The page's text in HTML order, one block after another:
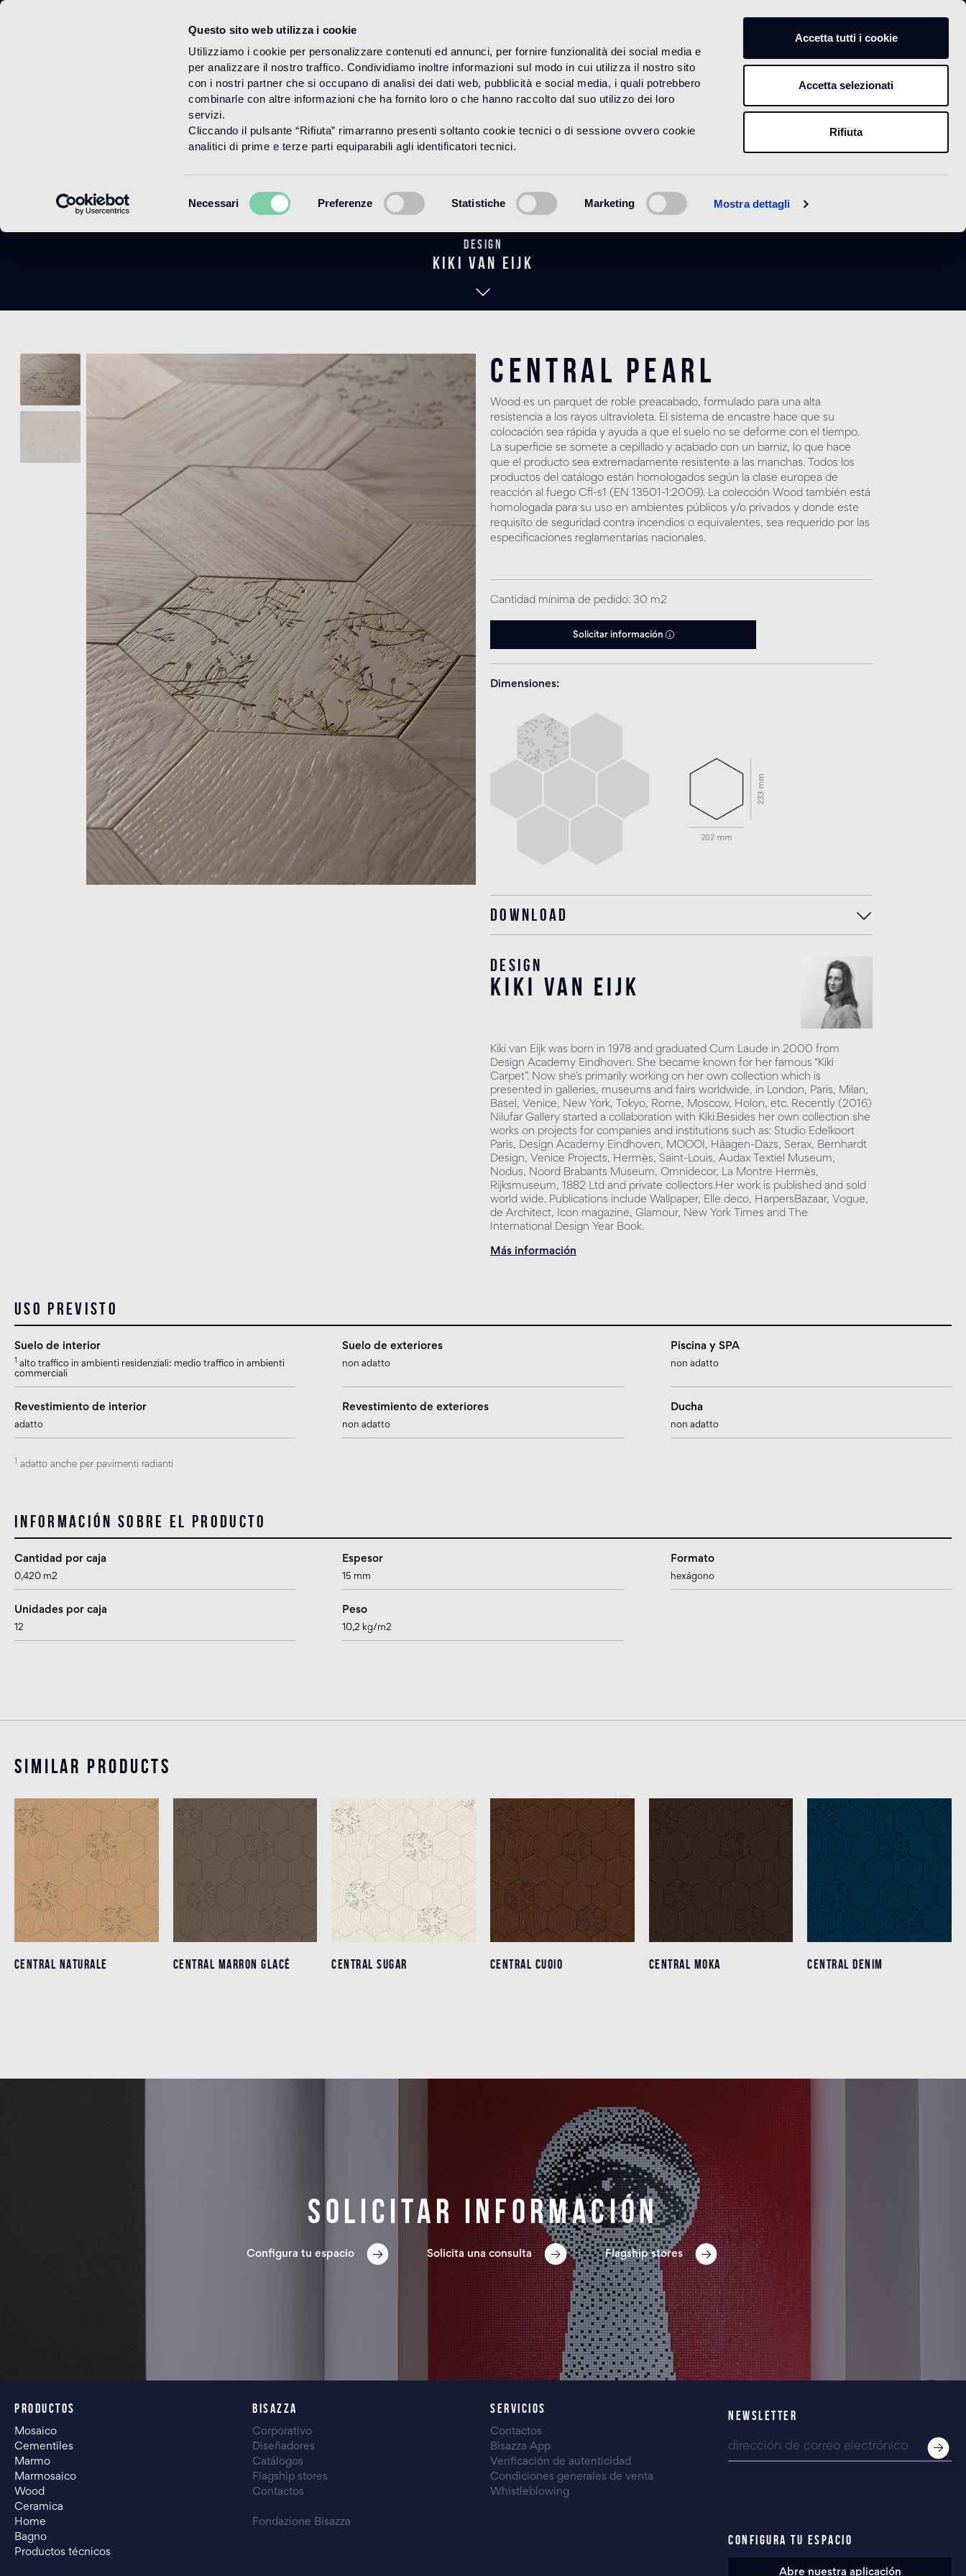
Questo sito web utilizza i cookie
Utilizziamo i cookie per personalizzare contenuti ed annunci, per fornire funzionalità dei social media e
per analizzare il nostro traffico. Condividiamo inoltre informazioni sul modo in cui utilizza il nostro sito
con i nostri partner che si occupano di analisi dei dati web, pubblicità e social media, i quali potrebbero
combinarle con altre informazioni che ha fornito loro o che hanno raccolto dal suo utilizzo dei loro
servizi.
Cliccando il pulsante “Rifiuta” rimarranno presenti soltanto cookie tecnici o di sessione ovvero cookie
analitici di prime e terze parti equiparabili agli identificatori tecnici.
del
Necessari Preferenze Statistiche Marketing Mostra dettagli
Accetta tutti i cookie
Accetta selezionati
Rifiuta
HOME PRODUCTOS WOOD DECORACIONES
Central Pearl
Design
kiki van eijk
Central Pearl
Wood es un parquet de roble preacabado, formulado para una alta
resistencia a los rayos ultravioleta. El sistema de encastre hace que su
colocación sea rápida y ayuda a que el suelo no se deforme con el tiempo.
La superficie se somete a cepillado y acabado con un barniz, lo que hace
que el producto sea extremadamente resistente a las manchas. Todos los
productos del catálogo están homologados según la clase europea de
reacción al fuego Cfl-s1 (EN 13501-1:2009). La colección Wood también está
homologada para su uso en ambientes públicos y/o privados y donde este
requisito de seguridad contra incendios o equivalentes, sea requerido por las
especificaciones reglamentarias nacionales.
Cantidad mínima de pedido: 30 m2
Solicitar información
Dimensiones
Download
Design
kiki van eijk
Kiki van Eijk was born in 1978 and graduated Cum Laude in 2000 from
Design Academy Eindhoven. She became known for her famous “Kiki
Carpet”. Now she’s primarily working on her own collection which is
presented in galleries, museums and fairs worldwide, in London, Paris, Milan,
Basel, Venice, New York, Tokyo, Rome, Moscow, Holon, etc. Recently (2016)
Nilufar Gallery started a collaboration with Kiki.Besides her own collection she
works on projects for companies and institutions such as: Studio Edelkoort
Paris, Design Academy Eindhoven, MOOOI, Häagen-Dazs, Serax, Bernhardt
Design, Venice Projects, Hermès, Saint-Louis, Audax Textiel Museum,
Nodus, Noord Brabants Museum, Omnidecor, La Montre Hermès,
Rijksmuseum, 1882 Ltd and private collectors.Her work is published and sold
world wide. Publications include Wallpaper, Elle deco, HarpersBazaar, Vogue,
de Architect, Icon magazine, Glamour, New York Times and The
International Design Year Book.
Más información
Uso previsto
Suelo de interior
alto traffico in ambienti residenziali: medio traffico in ambienti
commerciali
Suelo de exteriores
non adatto
Piscina y SPA
non adatto
Revestimiento de interior
adatto
Revestimiento de exteriores
non adatto
Ducha
non adatto
adatto anche per pavimenti radianti
Información sobre el producto
Cantidad por caja
0,420 m2
Espesor
15 mm
Formato
hexágono
Unidades por caja
12
Peso
10,2 kg/m2
Similar products
CENTRAL NATURALE
CENTRAL NATURALE CENTRAL MARRON GLACÉ
CENTRAL MARRON GLACÉ CENTRAL SUGAR
CENTRAL SUGAR CENTRAL CUOIO
CENTRAL CUOIO CENTRAL MOKA
CENTRAL MOKA CENTRAL DENIM
CENTRAL DENIM
Solicitar información
Configura tu espacio Solicita una consulta Flagship stores
PRODUCTOS
Mosaico
Cementiles
Marmo
Marmosaico
Wood
Ceramica
Home
Bagno
Productos técnicos
BISAZZA
Corporativo
Diseñadores
Catálogos
Flagship stores
Contactos
Fondazione Bisazza
SERVICIOS
Contactos
Bisazza App
Verificación de autenticidad
Condiciones generales de venta
Whistleblowing
NEWSLETTER
CONFIGURA TU ESPACIO
Abre nuestra aplicación